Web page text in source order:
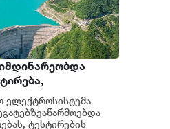
სრულად
მომხდარის
- სემეკის წევრი
ელექტროსისტემა
ტესტირების